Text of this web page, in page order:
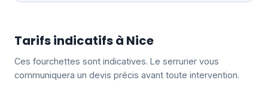
Tarifs indicatifs à Nice
Ces fourchettes sont indicatives. Le serrurier vous
communiquera un devis précis avant toute intervention.